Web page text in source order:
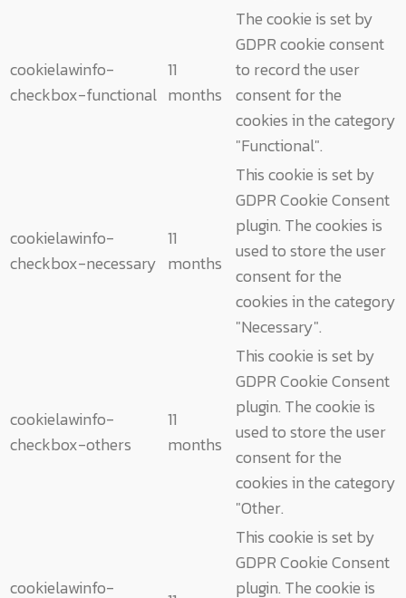
cookielawinfo-
checkbox-functional
11
months
The cookie is set by
GDPR cookie consent
to record the user
consent for the
cookies in the category
"Functional".
cookielawinfo-
checkbox-necessary
11
months
This cookie is set by
GDPR Cookie Consent
plugin. The cookies is
used to store the user
consent for the
cookies in the category
"Necessary".
cookielawinfo-
checkbox-others
11
months
This cookie is set by
GDPR Cookie Consent
plugin. The cookie is
used to store the user
consent for the
cookies in the category
"Other.
cookielawinfo-
This cookie is set by
GDPR Cookie Consent
plugin. The cookie is